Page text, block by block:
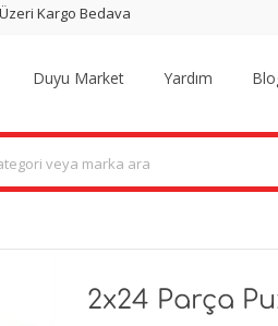
Kargo Bedava
Duyu Market Yardım
2x24 Parça